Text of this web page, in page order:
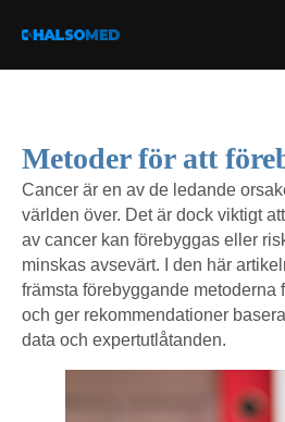
Metoder för att
Cancer är en av de ledande
världen över. Det är dock viktigt
av cancer kan förebyggas eller
minskas avsevärt. I den här
främsta förebyggande metoderna
och ger rekommendationer
data och expertutlåtanden.